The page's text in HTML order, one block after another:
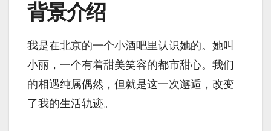
背景介绍
我是在北京的一个小酒吧里认识她的。她叫
小丽，一个有着甜美笑容的都市甜心。我们
的相遇纯属偶然，但就是这一次邂逅，改变
了我的生活轨迹。